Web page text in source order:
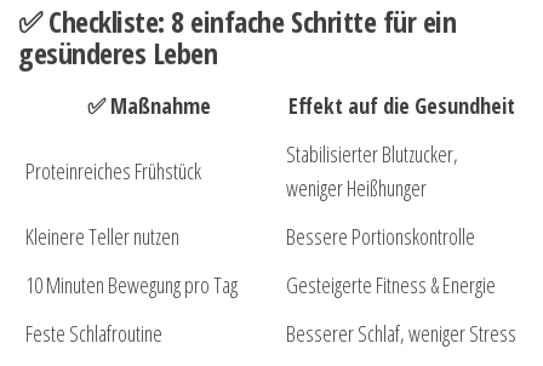
✅ Checkliste: 8 einfache Schritte für ein
gesünderes Leben
✅ Maßnahme Effekt auf die Gesundheit
Proteinreiches Frühstück
Stabilisierter Blutzucker,
weniger Heißhunger
Kleinere Teller nutzen
Bessere Portionskontrolle
10 Minuten Bewegung pro Tag
Gesteigerte Fitness & Energie
Feste Schlafroutine
Besserer Schlaf, weniger Stress